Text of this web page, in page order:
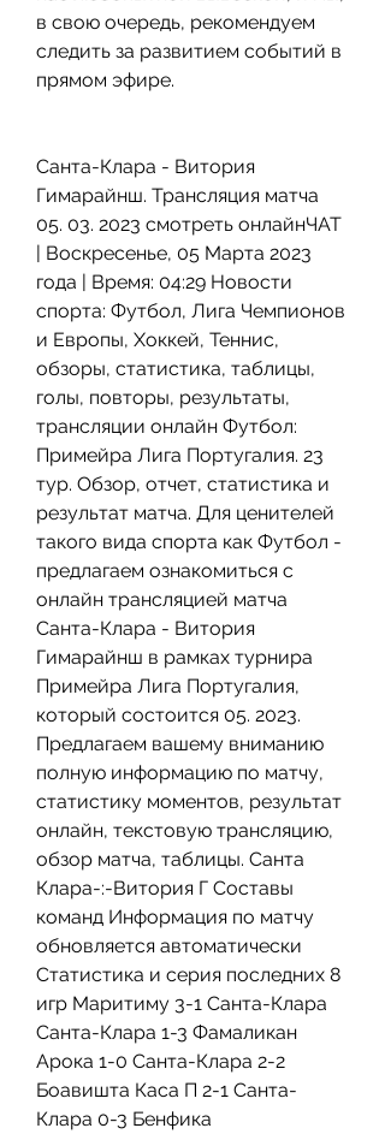
в свою очередь, рекомендуем
следить за развитием событий в
прямом эфире.
Санта-Клара - Витория
Гимарайнш. Трансляция матча
05. 03. 2023 смотреть онлайнЧАТ
| Воскресенье, 05 Марта 2023
года | Время: 04:29 Новости
спорта: Футбол, Лига Чемпионов
и Европы, Хоккей, Теннис,
обзоры, статистика, таблицы,
голы, повторы, результаты,
трансляции онлайн Футбол:
Примейра Лига Португалия. 23
тур. Обзор, отчет, статистика и
результат матча. Для ценителей
такого вида спорта как Футбол -
предлагаем ознакомиться с
онлайн трансляцией матча
Санта-Клара - Витория
Гимарайнш в рамках турнира
Примейра Лига Португалия,
который состоится 05. 2023.
Предлагаем вашему вниманию
полную информацию по матчу,
статистику моментов, результат
онлайн, текстовую трансляцию,
обзор матча, таблицы. Санта
Клара-:-Витория Г Составы
команд Информация по матчу
обновляется автоматически
Статистика и серия последних 8
игр Маритиму 3-1 Санта-Клара
Санта-Клара 1-3 Фамаликан
Арока 1-0 Санта-Клара 2-2
Боавишта Каса П 2-1 Санта-
Клара 0-3 Бенфика